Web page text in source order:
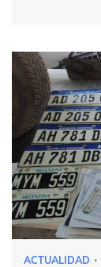
ACTUALIDAD